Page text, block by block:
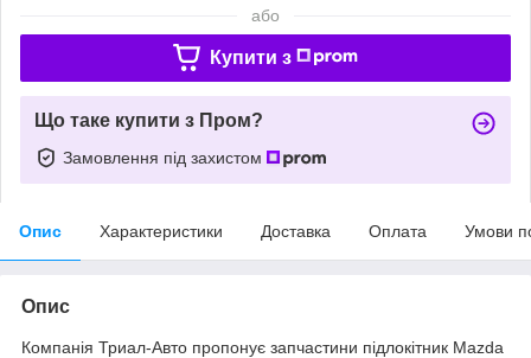
або
Купити з
Що таке купити з Пром?
Замовлення під захистом
Опис Характеристики Доставка Оплата Умови
Опис
Компанія Триал-Авто пропонує запчастини підлокітник Mazda